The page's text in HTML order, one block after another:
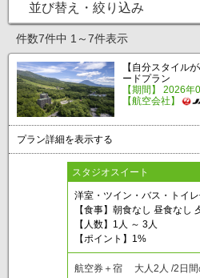
並び替え・絞り込み
件数7件中 1～7件表示
【自分スタイル
ードプラン
【期間】 2026
【航空会社】
プラン詳細を表示する
スタジオスイート
洋室・ツイン・バス・トイ
【食事】朝食なし 昼食なし
【人数】1人 ～ 3人
【ポイント】1%
航空券＋宿 大人2人 /2日間